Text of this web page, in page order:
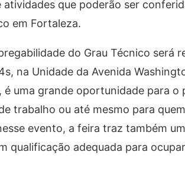
que poderão ser
em Fortaleza.
do Grau Técnico será
na Unidade da Avenida
uma grande oportunidade para o
trabalho ou até mesmo para
evento, a feira traz também
qualificação adequada para